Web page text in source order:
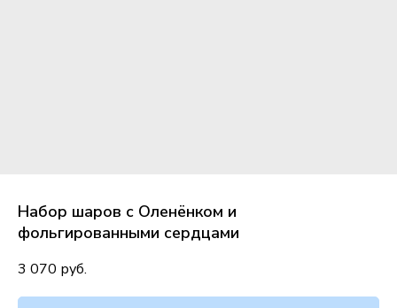
Набор шаров с Оленёнком и
фольгированными сердцами
3 070 руб.